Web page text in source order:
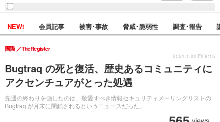
NEW! 会員記事 被害･事故 脅威･脆弱性 調査･報告
Bugtraq の死と復活、歴史あるコミュニティに
アクセンチュアがとった処遇
先週の終わりを画したのは、敬愛すべき情報セキュリティメーリングリストの
Bugtraq が月末に閉鎖されるというニュースだった。
国際 TheRegister
2021.1.22 Fri 8:15